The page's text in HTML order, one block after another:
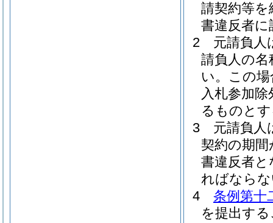
請契約等を
書違反者
2
元請負人
請負人の
い。 この
入札参加
るものと
3
元請負人
契約の期
書違反者
ればなら
4
条例第十
を提出す